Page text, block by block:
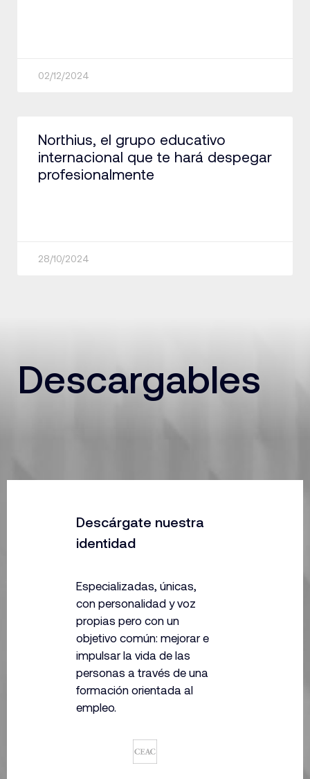
02/12/2024
Northius, el grupo educativo
internacional que te hará despegar
profesionalmente
28/10/2024
Descargables
Descárgate nuestra
identidad
Especializadas, únicas,
con personalidad y voz
propias pero con un
objetivo común: mejorar e
impulsar la vida de las
personas a través de una
formación orientada al
empleo.